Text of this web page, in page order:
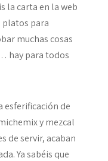
la carta en la web
platos para
muchas cosas
hay para todos
esferificación de
y mezcal
de servir, acaban
Ya sabéis que